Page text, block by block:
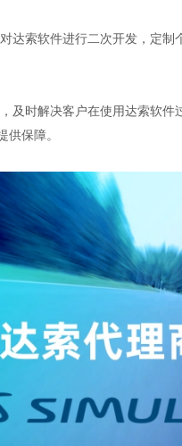
达索软件进行二次开发，定
及时解决客户在使用达索软件
供保障。